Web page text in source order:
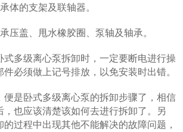
的支架及联轴器。
盖、甩水橡胶圈、泵轴及轴承。
多级离心泵拆卸时，一定要断电进行操
必须做上记号排放，以免安装时出错。
是卧式多级离心泵的拆卸步骤了，相信
，也应该清楚该如何去进行拆卸了。另
过程中出现其他不能解决的故障问题，